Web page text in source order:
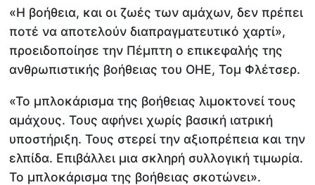
«Η βοήθεια, και οι ζωές των αμάχων, δεν πρέπει
ποτέ να αποτελούν διαπραγματευτικό χαρτί»,
προειδοποίησε την Πέμπτη ο επικεφαλής της
ανθρωπιστικής βοήθειας του ΟΗΕ, Τομ Φλέτσερ.
«Το μπλοκάρισμα της βοήθειας λιμοκτονεί τους
αμάχους. Τους αφήνει χωρίς βασική ιατρική
υποστήριξη. Τους στερεί την αξιοπρέπεια και την
ελπίδα. Επιβάλλει μια σκληρή συλλογική τιμωρία.
Το μπλοκάρισμα της βοήθειας σκοτώνει».